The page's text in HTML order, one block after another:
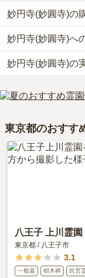
妙円寺(妙圓寺)の
妙円寺(妙圓寺)では
す。
なお、妙円寺(妙圓
（墓石代別途）です
お墓は、価格が高い
妙円寺(妙圓寺)へ
公共交通機関の場合
す。
車の場合、首都2号
詳しいルートや地図
妙円寺(妙圓寺)の
妙円寺(妙圓寺)の口
口コミはあくまで一
東京都のおすす
八王子 上川霊園
東京都 / 八王子市
3.1
一般墓 樹木葬 民営